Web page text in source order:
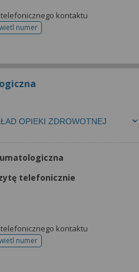
kontaktu
numer
telefonu do rejestracji
OPIEKI ZDROWOTNEJ
telefonicznie
kontaktu
numer
telefonu do rejestracji